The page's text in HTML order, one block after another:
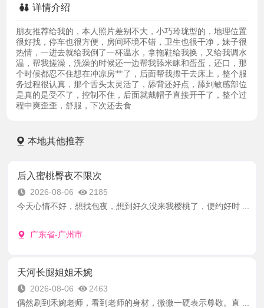
详情介绍
朋友推荐给我的，本人照片差别不大，小巧玲珑型的，地理位置
很好找，停车也很方便，房间环境不错，卫生也很干净，妹子很
热情，一进去就给我倒了一杯温水，拿拖鞋给我换，又给我调水
温，帮我搓澡，洗澡的时候还一边帮我舔米眯和蛋蛋，还口，那
个时候都忍不住想在冲凉房艹了，后面帮我摖干去床上，整个服
务过程很认真，那个舌头太灵活了，舔背还好点，舔到敏感部位
是真的是受不了，控制不住，后面就戴帽子直接开干了，整个过
程中爽歪歪，舒服，下次还去食
本地其他推荐
后入蜜桃臀夜不限次
2026-08-06
2185
今天心情不好，想找包夜，想到好久没来我樱桃了，便约好时 ...
广东省-广州市
天河长腿姐姐禾婉
2026-08-06
2463
偶然刷到禾婉老师，看到老师的身材，微微一硬表示尊敬。直 ...